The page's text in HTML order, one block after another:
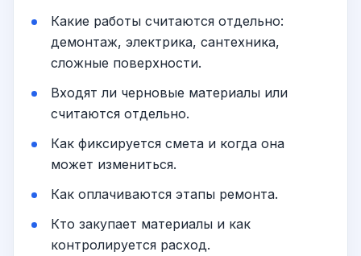
Какие работы считаются отдельно:
демонтаж, электрика, сантехника,
сложные поверхности.
Входят ли черновые материалы или
считаются отдельно.
Как фиксируется смета и когда она
может измениться.
Как оплачиваются этапы ремонта.
Кто закупает материалы и как
контролируется расход.